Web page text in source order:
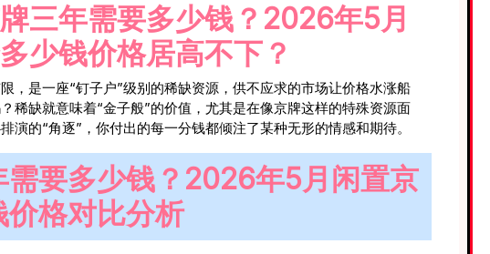
三年需要多少钱？2026年5月
少钱价格居高不下？
，是一座“钉子户”级别的稀缺资源，供不应求的市场让价格水涨船
稀缺就意味着“金子般”的价值，尤其是在像京牌这样的特殊资源面
演的“角逐”，你付出的每一分钱都倾注了某种无形的情感和期待。
需要多少钱？2026年5月闲置京
格对比分析